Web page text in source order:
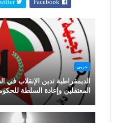
Facebook
Twitter
عربي
الديمقراطية تدين الإنقلاب
المعتقلين وإعادة السلطة